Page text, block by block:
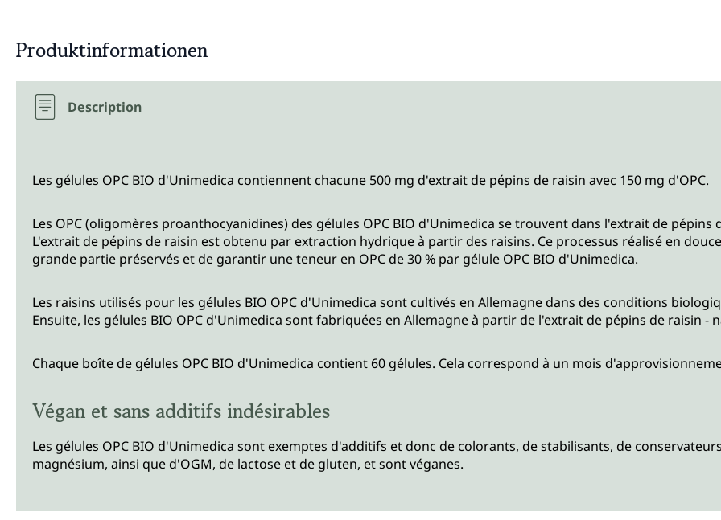
Produktinformationen
Description
Les gélules OPC BIO d'Unimedica contiennent chacune 500 mg d'extrait de pépins de raisin avec 150 mg d'OPC.
Les OPC (oligomères proanthocyanidines) des gélules OPC BIO d'Unimedica se trouvent dans l'extrait de
L'extrait de pépins de raisin est obtenu par extraction hydrique à partir des raisins. Ce processus réalisé en
grande partie préservés et de garantir une teneur en OPC de 30 % par gélule OPC BIO d'Unimedica.
Les raisins utilisés pour les gélules BIO OPC d'Unimedica sont cultivés en Allemagne dans des conditions
Ensuite, les gélules BIO OPC d'Unimedica sont fabriquées en Allemagne à partir de l'extrait de pépins de raisin
Chaque boîte de gélules OPC BIO d'Unimedica contient 60 gélules. Cela correspond à un mois
Végan et sans additifs indésirables
Les gélules OPC BIO d'Unimedica sont exemptes d'additifs et donc de colorants, de stabilisants, de
magnésium, ainsi que d'OGM, de lactose et de gluten, et sont véganes.